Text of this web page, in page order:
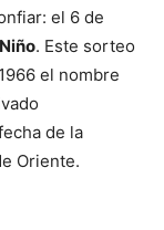
el 6 de
. Este sorteo
el nombre
de la
Oriente.